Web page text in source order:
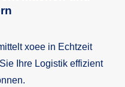
xoee in Echtzeit
Ihre Logistik effizient